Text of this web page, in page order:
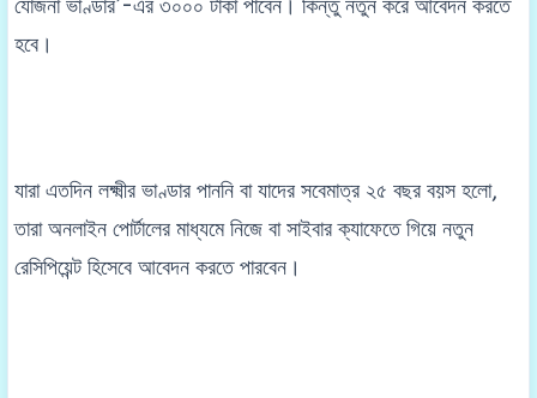
যোজনা ভাণ্ডার’-এর ৩০০০ টাকা পাবেন। কিন্তু নতুন করে আবেদন করতে
হবে।
যারা এতদিন লক্ষ্মীর ভাণ্ডার পাননি বা যাদের সবেমাত্র ২৫ বছর বয়স হলো,
তারা অনলাইন পোর্টালের মাধ্যমে নিজে বা সাইবার ক্যাফেতে গিয়ে নতুন
রেসিপিয়েন্ট হিসেবে আবেদন করতে পারবেন।